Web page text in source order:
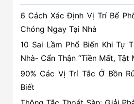
đơn
giản
tại
nhà
6 Cách Xác Định Vị Trí Bể
Chóng Ngay Tại Nhà
10 Sai Lầm Phổ Biến Khi Tự
Nhà- Cẩn Thận “Tiền Mất, Tật
90% Các Vị Trí Tắc Ở Bồn
Biết